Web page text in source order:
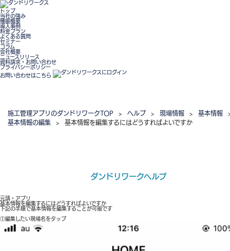
トップ
当社の強み
機能概要
導入事例
料金プラン
よくある質問
セミナー
コラム
会社概要
ニュースリリース
資料請求・お問い合わせ
プライバシーポリシー
お問い合わせはこちら
施工管理アプリのダンドリワークTOP > ヘルプ > 現場情報 > 基本情報
基本情報の編集
> 基本情報を編集するにはどうすればよいですか
ダンドリワークヘルプ
元請・アプリ
基本情報を編集するにはどうすればよいですか
下記の手順で基本情報を編集することが可能です
①編集したい現場名をタップ